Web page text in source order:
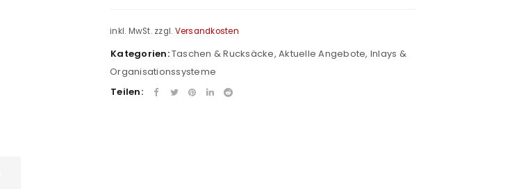
inkl. MwSt. zzgl. Versandkosten
Kategorien:Taschen & Rucksäcke, Aktuelle Angebote, Inlays &
Organisationssysteme
Teilen: